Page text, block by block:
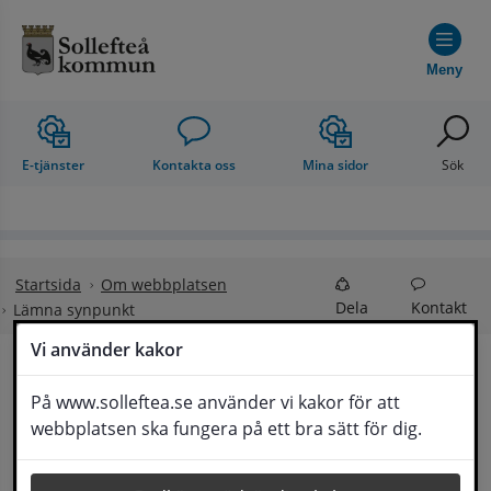
Vi använder kakor
På www.solleftea.se använder vi kakor för att
webbplatsen ska fungera på ett bra sätt för dig.
Meny
E-tjänster Kontakta oss Mina sidor Sök
Startsida
Om webbplatsen
Lämna synpunkt
Dela Kontakt
Lämna synpunkt
Här kan du lämna synpunkter, förslag och